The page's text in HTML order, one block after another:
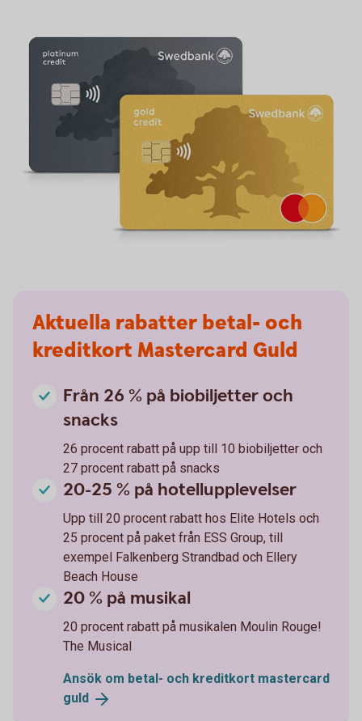
Aktuella rabatter betal- och
kreditkort Mastercard Guld
Från 26 % på biobiljetter och
snacks
26 procent rabatt på upp till 10 biobiljetter och
27 procent rabatt på snacks
20-25 % på hotellupplevelser
Upp till 20 procent rabatt hos Elite Hotels och
25 procent på paket från ESS Group, till
exempel Falkenberg Strandbad och Ellery
Beach House
20 % på musikal
20 procent rabatt på musikalen Moulin Rouge!
The Musical
Ansök om betal- och kreditkort mastercard
guld